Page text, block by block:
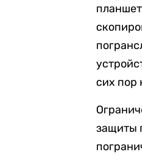
сих пор
защиты